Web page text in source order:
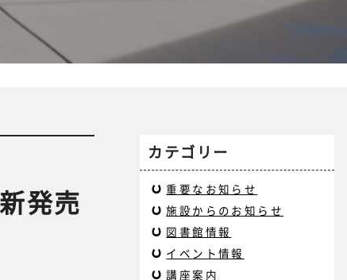
発売
カテゴリー
重要なお知らせ
施設からのお知らせ
図書館情報
イベント情報
講座案内